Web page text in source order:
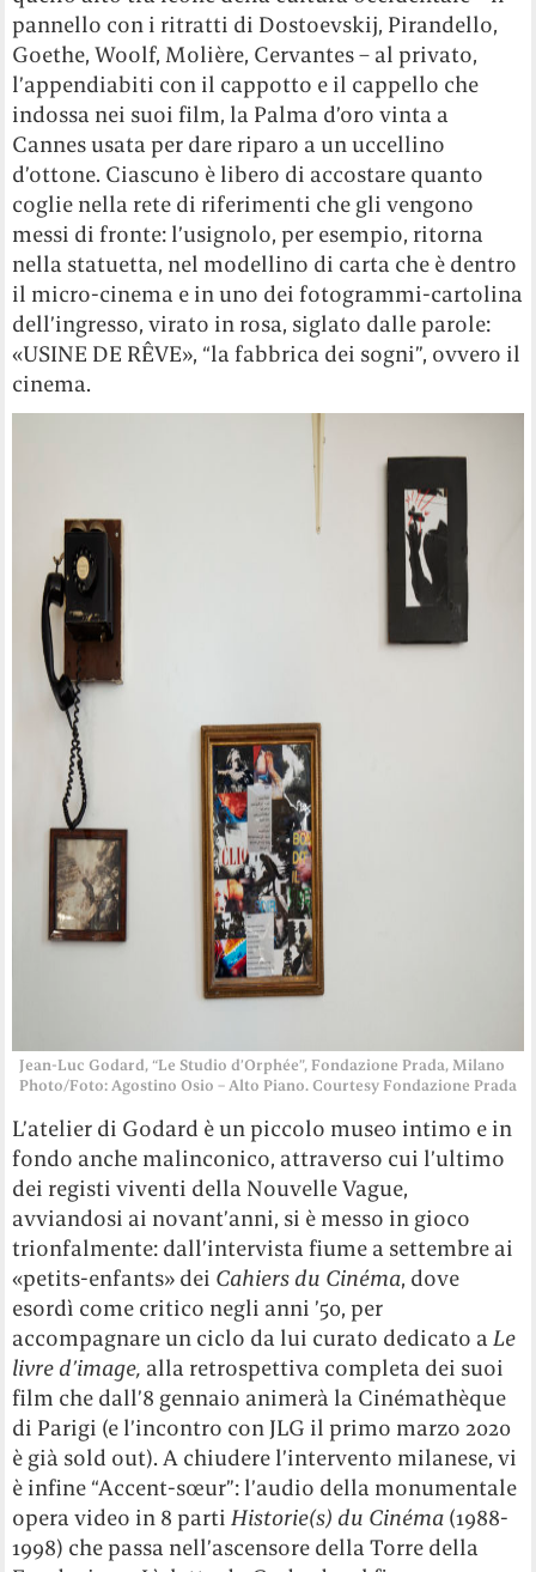
pannello con i ritratti di Dostoevskij, Pirandello,
Goethe, Woolf, Molière, Cervantes – al privato,
l’appendiabiti con il cappotto e il cappello che
indossa nei suoi film, la Palma d’oro vinta a
Cannes usata per dare riparo a un uccellino
d’ottone. Ciascuno è libero di accostare quanto
coglie nella rete di riferimenti che gli vengono
messi di fronte: l’usignolo, per esempio, ritorna
nella statuetta, nel modellino di carta che è dentro
il micro-cinema e in uno dei fotogrammi-cartolina
dell’ingresso, virato in rosa, siglato dalle parole:
«USINE DE RÊVE», “la fabbrica dei sogni”, ovvero il
cinema.
Jean-Luc Godard, “Le Studio d’Orphée”, Fondazione Prada, Milano
Photo/Foto: Agostino Osio – Alto Piano. Courtesy Fondazione Prada
L’atelier di Godard è un piccolo museo intimo e in
fondo anche malinconico, attraverso cui l’ultimo
dei registi viventi della Nouvelle Vague,
avviandosi ai novant’anni, si è messo in gioco
trionfalmente: dall’intervista fiume a settembre ai
«petits-enfants» dei Cahiers du Cinéma, dove
esordì come critico negli anni ’50, per
accompagnare un ciclo da lui curato dedicato aLe
livre d’image, alla retrospettiva completa dei suoi
film che dall’8 gennaio animerà la Cinémathèque
di Parigi (e l’incontro con JLG il primo marzo 2020
è già sold out). A chiudere l’intervento milanese, vi
è infine “Accent-sœur”: l’audio della monumentale
opera video in 8 partiHistorie(s) du Cinéma (1988-
1998) che passa nell’ascensore della Torre della